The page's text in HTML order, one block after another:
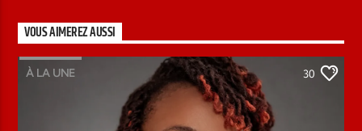
VOUS AIMEREZ AUSSI
À LA UNE 30